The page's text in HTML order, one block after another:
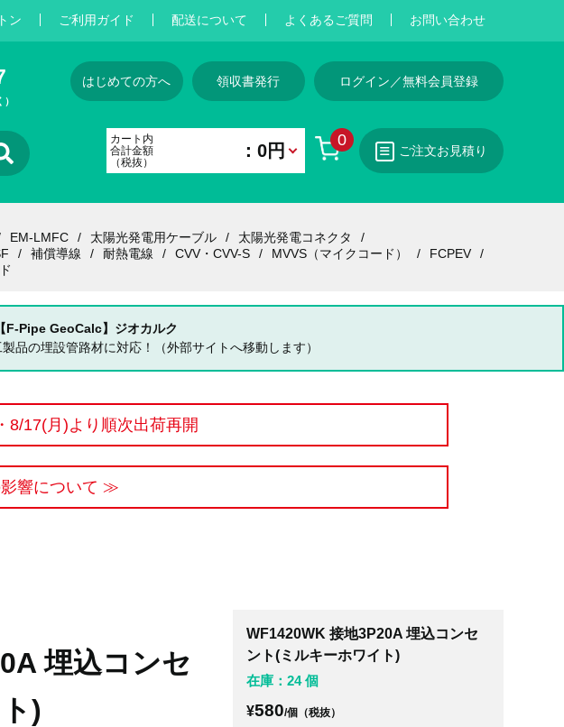
ン ご利用ガイド 配送について よくあるご質問 お問い合わせ
はじめての方へ 領収書発行 ログイン／無料会員登録
0
カート内
合計金額
（税抜）
：0円 ご注文お見積り
EM-LMFC 太陽光発電用ケーブル
太陽光発電コネクタ
補償導線 耐熱電線 CVV・CVV-S MVVS（マイクコード）
FCPEV
F-Pipe GeoCalc】ジオカルク
品の埋設管路材に対応！（外部サイトへ移動します）
8/17(月)より順次出荷再開
影響について ≫
埋込コンセ
)
WF1420WK 接地3P20A 埋込コンセ
ント(ミルキーホワイト)
在庫：24 個
¥580/個（税抜）